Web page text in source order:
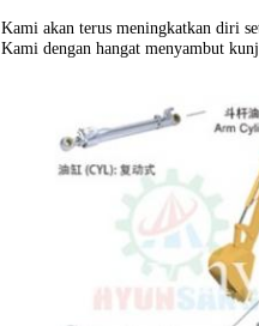
Kami akan terus meningkatkan diri
Kami dengan hangat menyambut